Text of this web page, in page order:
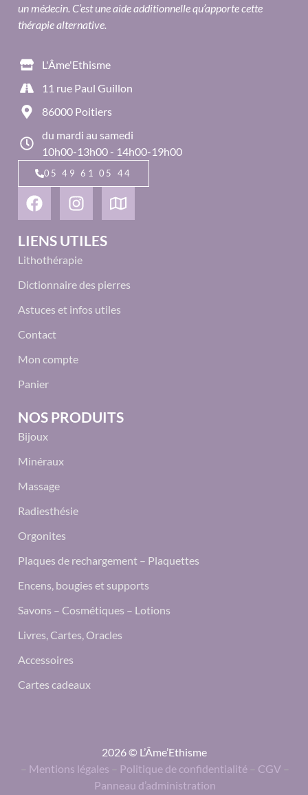
un médecin. C’est une aide additionnelle qu’apporte cette
thérapie alternative.
L'Âme'Ethisme
11 rue Paul Guillon
86000 Poitiers
du mardi au samedi
10h00-13h00 - 14h00-19h00
05 49 61 05 44
LIENS UTILES
Lithothérapie
Dictionnaire des pierres
Astuces et infos utiles
Contact
Mon compte
Panier
NOS PRODUITS
Bijoux
Minéraux
Massage
Radiesthésie
Orgonites
Plaques de rechargement – Plaquettes
Encens, bougies et supports
Savons – Cosmétiques – Lotions
Livres, Cartes, Oracles
Accessoires
Cartes cadeaux
2026 © L’Âme’Ethisme
– Mentions légales – Politique de confidentialité – CGV –
Panneau d’administration